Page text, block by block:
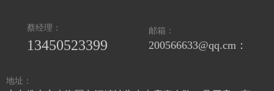
蔡经理：
13450523399
邮箱：
200566633@qq.cm：
地址：